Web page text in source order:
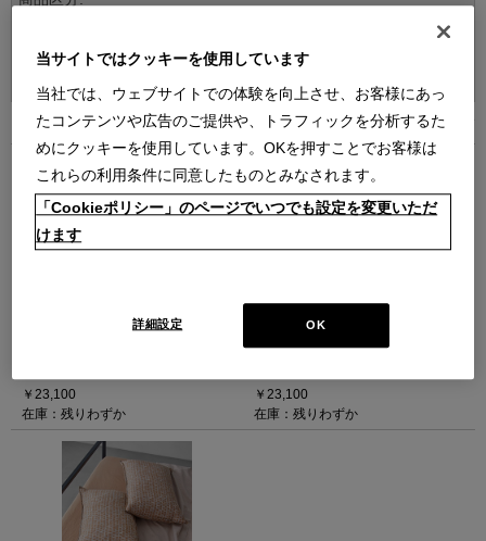
並べ替え：
3件あります
ロケース（249 ALBICOCCA）
（ピロケース JIL 249
￥23,100
在庫：残りわずか
SOCIETY (ソサエティ) - NAP JARD
ピロケース（249 ALBICOCCA）
￥23,100
在庫：残りわずか
当サイトではクッキーを使用しています
当社では、ウェブサイトでの体験を向上させ、お客様にあっ
たコンテンツや広告のご提供や、トラフィックを分析するた
めにクッキーを使用しています。OKを押すことでお客様は
これらの利用条件に同意したものとみなされます。
「Cookieポリシー」のページでいつでも設定を変更いただ
けます
OK
詳細設定